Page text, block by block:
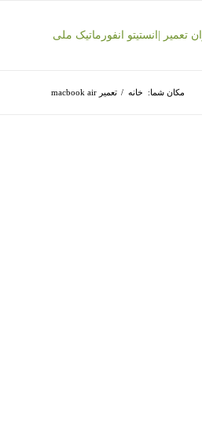
مکان شما: خانه / تعمیر macbook air